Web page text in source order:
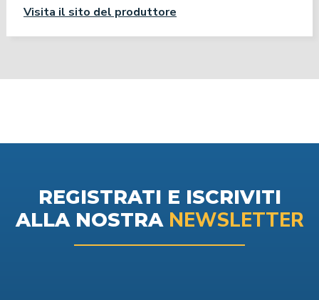
Visita il sito del produttore
REGISTRATI E ISCRIVITI
ALLA NOSTRA NEWSLETTER